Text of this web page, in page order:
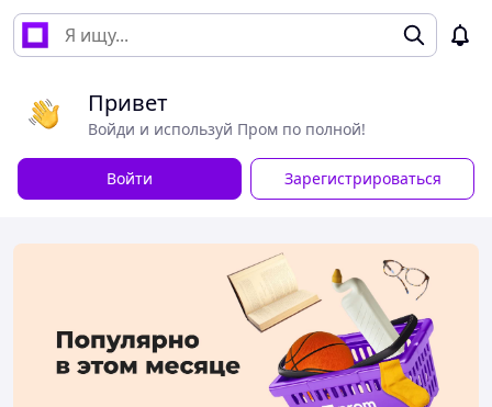
Привет
Войди и используй Пром по полной!
Войти Зарегистрироваться